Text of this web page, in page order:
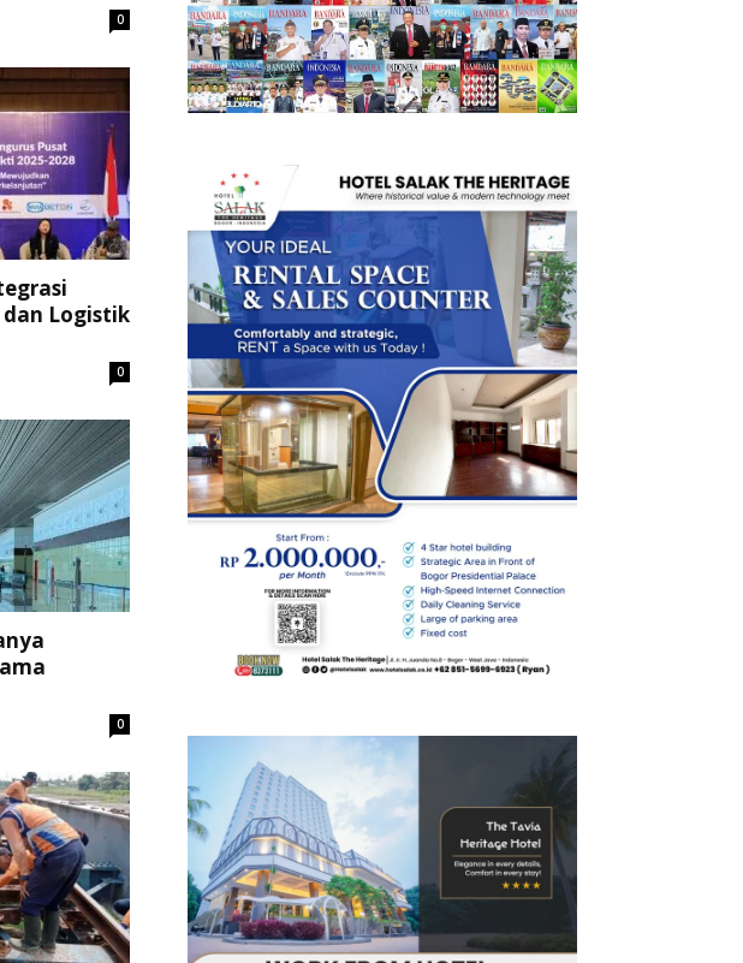
0
Logistik
0
0